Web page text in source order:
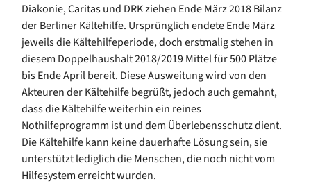
Diakonie, Caritas und DRK ziehen Ende März 2018 Bilanz
der Berliner Kälte­hilfe. Ursprünglich endete Ende März
jeweils die Kältehilfeperiode, doch erstmalig stehen in
diesem Doppelhaushalt 2018/2019 Mittel für 500 Plätze
bis Ende April bereit. Diese Ausweitung wird von den
Akteuren der Kältehilfe begrüßt, jedoch auch gemahnt,
dass die Kältehilfe weiterhin ein reines
Nothilfeprogramm ist und dem Überlebensschutz dient.
Die Kältehilfe kann keine dauerhafte Lösung sein, sie
unterstützt lediglich die Menschen, die noch nicht vom
Hilfesystem erreicht wurden.